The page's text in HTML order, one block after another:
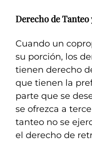
Derecho de
Cuando un
su porción, los
tienen derecho
que tienen la
parte que se
se ofrezca a
tanteo no se
el derecho de